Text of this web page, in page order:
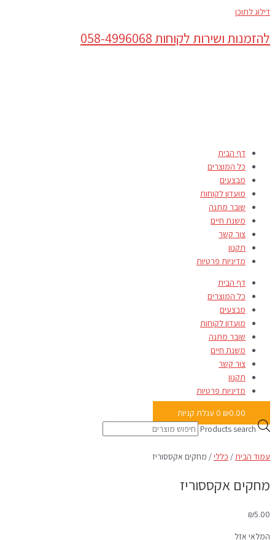
דילוג לתוכן
להזמנות ושירות לקוחות 058-4996068
דף הבית
כל המוצרים
מבצעים
מועדון לקוחות
שובר מתנה
משנת חיים
צור קשר
תקנון
מדיניות פרטיות
דף הבית
כל המוצרים
מבצעים
מועדון לקוחות
שובר מתנה
משנת חיים
צור קשר
תקנון
מדיניות פרטיות
₪0.00
0 עגלת קניות
Products search
עמוד הבית/ כללי/ מחקים אקססוריז
מחקים אקססוריז
₪5.00
המלאי אזל